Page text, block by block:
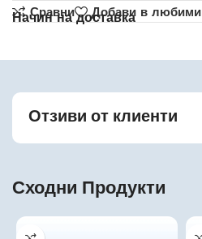
Сравни
Добави в любими
Начин на доставка
Отзиви от клиенти
Сходни Продукти